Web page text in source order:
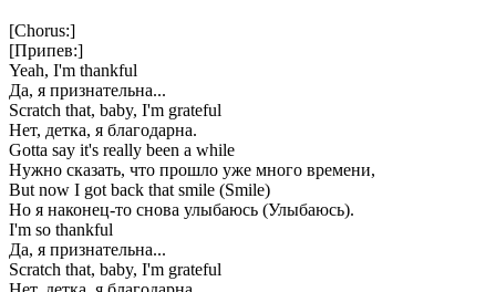
[Chorus:]
[Припев:]
Yeah, I'm thankful
Да, я признательна...
Scratch that, baby, I'm grateful
Нет, детка, я благодарна.
Gotta say it's really been a while
Нужно сказать, что прошло уже много времени,
But now I got back that smile (Smile)
Но я наконец-то снова улыбаюсь (Улыбаюсь).
I'm so thankful
Да, я признательна...
Scratch that, baby, I'm grateful